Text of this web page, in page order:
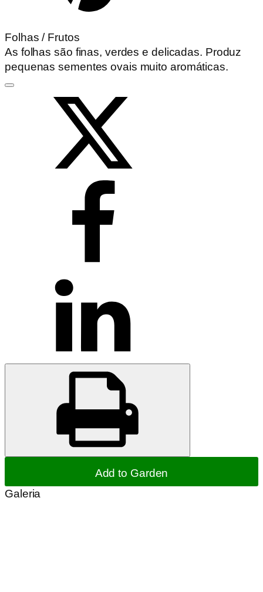
Folhas / Frutos
As folhas são finas, verdes e delicadas. Produz
pequenas sementes ovais muito aromáticas.
Add to Garden
Galeria